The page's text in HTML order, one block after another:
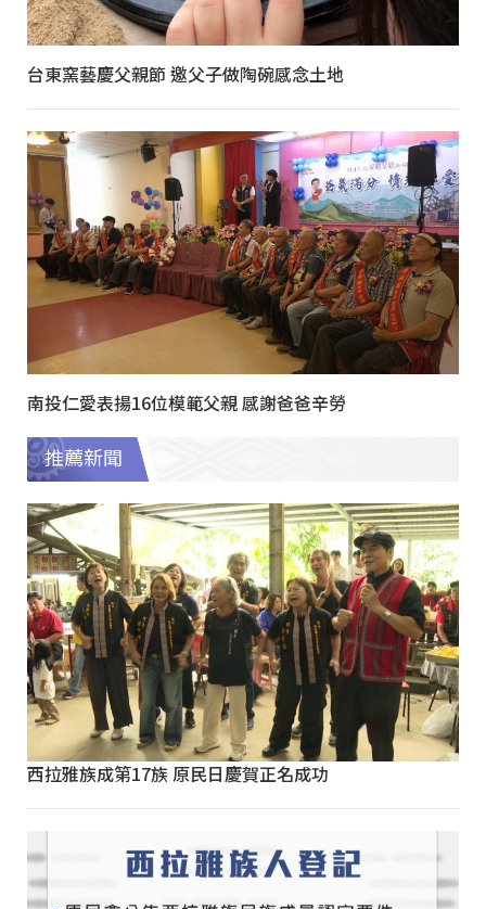
台東窯藝慶父親節 邀父子做陶碗感念土地
南投仁愛表揚16位模範父親 感謝爸爸辛勞
推薦新聞
西拉雅族成第17族 原民日慶賀正名成功